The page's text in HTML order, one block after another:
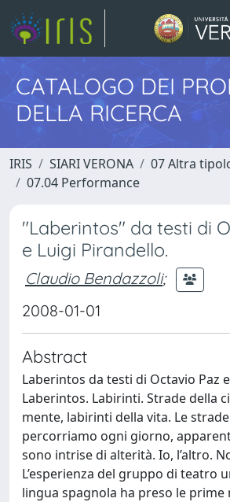
CATALOGO DEI
DELLA RICERCA
IRIS SIARI VERONA
07 Altra
07.04 Performance
"Laberintos" da testi di
e Luigi Pirandello.
Claudio Bendazzoli;
2008-01-01
Abstract
Laberintos da testi di Octavio Paz
Laberintos. Labirinti. Strade della
mente, labirinti della vita. Le
percorriamo ogni giorno,
sono intrise di alterità. Io, l’altro.
L’esperienza del gruppo di teatro
lingua spagnola ha preso le prime